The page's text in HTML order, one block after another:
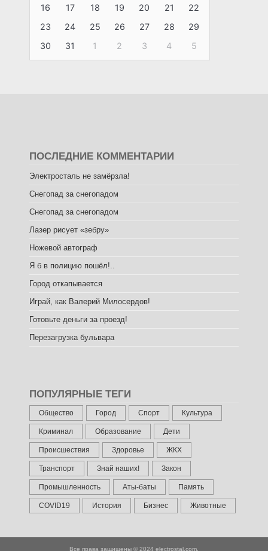
16
17 18 19 20 21
22
23
24 25 26 27 28
29
30
31 1 2 3 4 5
ПОСЛЕДНИЕ КОММЕНТАРИИ
Электросталь не замёрзла!
Снегопад за снегопадом
Снегопад за снегопадом
Лазер рисует «зебру»
Ножевой автограф
Я б в полицию пошёл!..
Город откапывается
Играй, как Валерий Милосердов!
Готовьте деньги за проезд!
Перезагрузка бульвара
ПОПУЛЯРНЫЕ ТЕГИ
Общество Город Спорт Культура
Криминал Образование Дети
Происшествия Здоровье ЖКХ
Транспорт Знай наших! Закон
Промышленность Аты-баты Память
COVID19 История Бизнес Животные
Все права защищены © 2024 electrostal.com.